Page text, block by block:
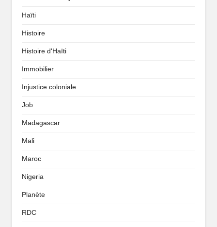
Haïti
Histoire
Histoire d'Haïti
Immobilier
Injustice coloniale
Job
Madagascar
Mali
Maroc
Nigeria
Planète
RDC